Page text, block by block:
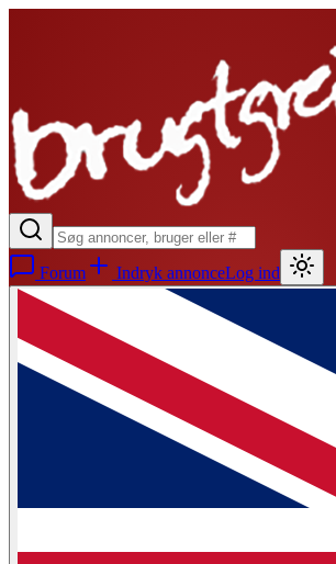
Forum Indryk annonceLog ind